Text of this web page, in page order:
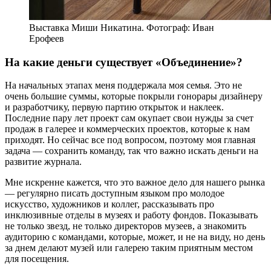
Выставка Миши Никатина. Фотограф: Иван
Ерофеев
На какие деньги существует «Объединение»?
На начальных этапах меня поддержала моя семья. Это не
очень большие суммы, которые покрыли гонорары дизайнеру
и разработчику, первую партию открыток и наклеек.
Последние пару лет проект сам окупает свои нужды за счет
продаж в галерее и коммерческих проектов, которые к нам
приходят. Но сейчас все под вопросом, поэтому моя главная
задача — сохранить команду, так что важно искать деньги на
развитие журнала.
Мне искренне кажется, что это важное дело для нашего рынка
— регулярно писать доступным языком про молодое
искусство, художников и коллег, рассказывать про
инклюзивные отделы в музеях и работу фондов. Показывать
не только звезд, не только директоров музеев, а знакомить
аудиторию с командами, которые, может, и не на виду, но день
за днем делают музей или галерею таким приятным местом
для посещения.